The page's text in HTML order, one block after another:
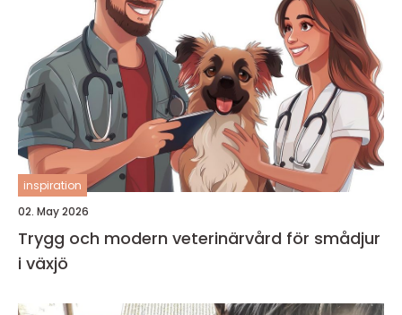
inspiration
02. May 2026
Trygg och modern veterinärvård för smådjur
i växjö